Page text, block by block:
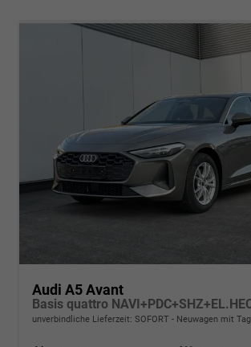
Audi A5 Avant
Basis quattro
unverbindliche Lieferzeit: SOFORT Neuwagen mit